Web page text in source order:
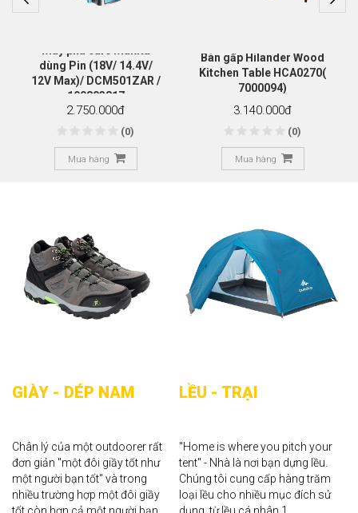
dùng Pin (18V/ 14.4V/
12V Max)/ DCM501ZAR /
190803817
2.750.000đ
(0)
Mua hàng
Bàn gấp Hilander Wood
Kitchen Table HCA0270(
7000094)
3.140.000đ
(0)
Mua hàng
GIÀY - DÉP NAM
Chân lý của một outdoorer rất
đơn giản "một đôi giầy tốt như
một người bạn tốt" và trong
nhiều trường hợp một đôi giầy
tốt còn hơn cả một người bạn
LỀU - TRẠI
"Home is where you pitch your
tent" - Nhà là nơi bạn dựng lều.
Chúng tôi cung cấp hàng trăm
loại lều cho nhiều mục đích sử
dụng, từ lều cá nhân 1 ...